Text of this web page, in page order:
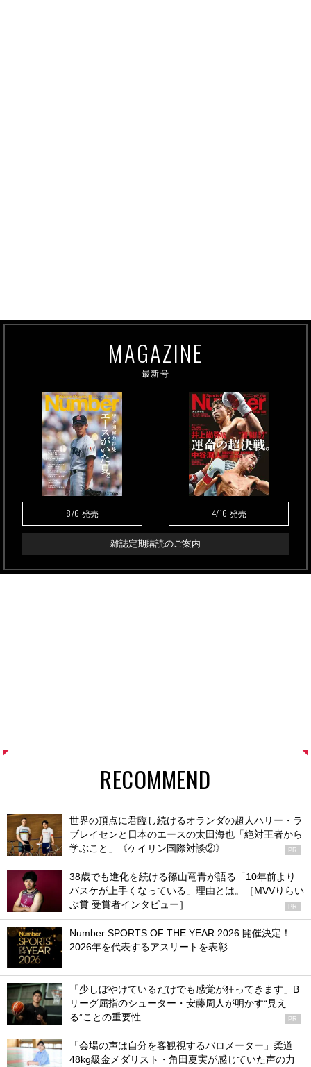
MAGAZINE
最新号
8/6 発売 4/16 発売
雑誌定期購読のご案内
RECOMMEND
世界の頂点に君臨し続けるオランダの超人ハリー・ラ
ブレイセンと日本のエースの太田海也「絶対王者から
学ぶこと」《ケイリン国際対談②》
PR
38歳でも進化を続ける篠山竜青が語る「10年前より
バスケが上手くなっている」理由とは。［MVVりらい
ぶ賞 受賞者インタビュー］
PR
Number SPORTS OF THE YEAR 2026 開催決定！
2026年を代表するアスリートを表彰
「少しぼやけているだけでも感覚が狂ってきます」B
リーグ屈指のシューター・安藤周人が明かす“見え
る”ことの重要性
PR
「会場の声は自分を客観視するバロメーター」柔道
48kg級金メダリスト・角田夏実が感じていた声の力